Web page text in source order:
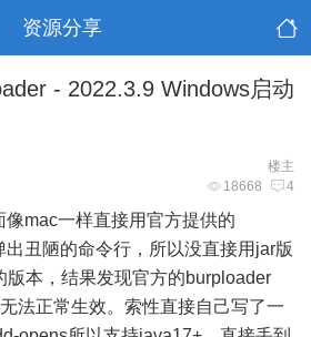
资源分享
- 2022.3.9 Windows启动
楼主
18668 4
mac一样直接用官方提供的
丑陋的命令行，所以没直接用jar版
版本，结果发现官方的burploader
法正常生效。索性直接自己写了一